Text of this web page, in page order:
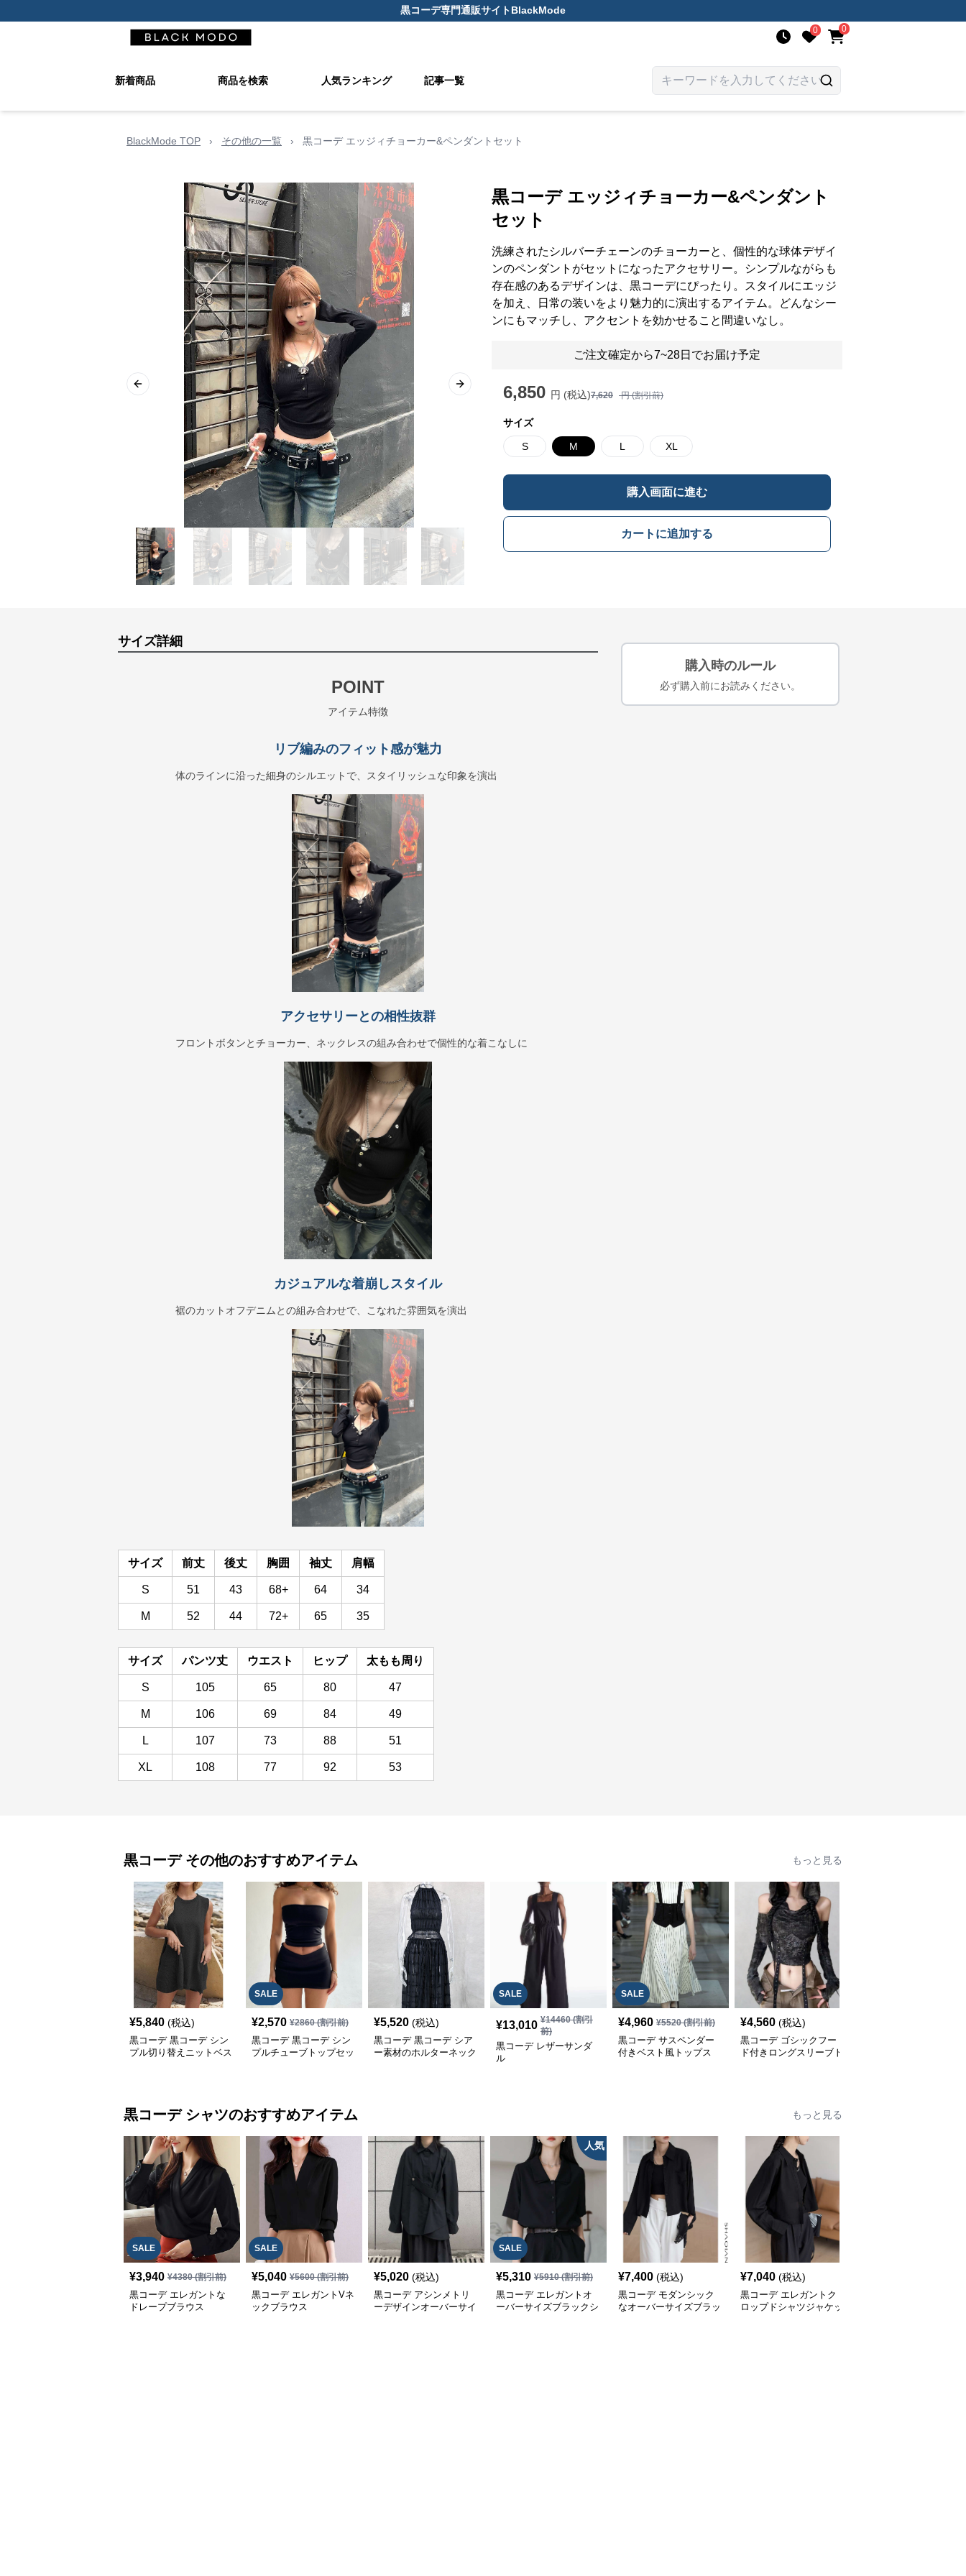
黒コーデ専門通販サイトBlackMode
0 0
新着商品 商品を検索 人気ランキング 記事一覧
BlackMode TOP › その他の一覧 › 黒コーデ エッジィチョーカー&ペンダントセット
Previous slide Next slide
黒コーデ エッジィチョーカー&ペンダント
セット
洗練されたシルバーチェーンのチョーカーと、個性的な球体デザイ
ンのペンダントがセットになったアクセサリー。シンプルながらも
存在感のあるデザインは、黒コーデにぴったり。スタイルにエッジ
を加え、日常の装いをより魅力的に演出するアイテム。どんなシー
ンにもマッチし、アクセントを効かせること間違いなし。
ご注文確定から7~28日でお届け予定
6,850 円 (税込)7,620 円 (割引前)
サイズ
S M L XL
購入画面に進む
カートに追加する
サイズ詳細
POINT
アイテム特徴
リブ編みのフィット感が魅力
体のラインに沿った細身のシルエットで、スタイリッシュな印象を演出
アクセサリーとの相性抜群
フロントボタンとチョーカー、ネックレスの組み合わせで個性的な着こなしに
カジュアルな着崩しスタイル
裾のカットオフデニムとの組み合わせで、こなれた雰囲気を演出
サイズ 前丈 後丈 胸囲 袖丈 肩幅
S 51 43 68+ 64 34
M 52 44 72+ 65 35
サイズ パンツ丈 ウエスト ヒップ 太もも周り
S 105 65 80 47
M 106 69 84 49
L 107 73 88 51
XL 108 77 92 53
購入時のルール
必ず購入前にお読みください。
黒コーデ その他のおすすめアイテム もっと見る
¥5,840 (税込)
黒コーデ 黒コーデ シン
プル切り替えニットベス
SALE
¥2,570 ¥2860(割引前)
黒コーデ 黒コーデ シン
プルチューブトップセッ
¥5,520 (税込)
黒コーデ 黒コーデ シア
ー素材のホルターネック
SALE
¥13,010 ¥14460(割引
前)
黒コーデ レザーサンダ
ル
SALE
¥4,960 ¥5520(割引前)
黒コーデ サスペンダー
付きベスト風トップス
¥4,560 (税込)
黒コーデ ゴシックフー
ド付きロングスリーブト
黒コーデ シャツのおすすめアイテム もっと見る
SALE
¥3,940 ¥4380(割引前)
黒コーデ エレガントな
ドレープブラウス
SALE
¥5,040 ¥5600(割引前)
黒コーデ エレガントVネ
ックブラウス
¥5,020 (税込)
黒コーデ アシンメトリ
ーデザインオーバーサイ
SALE
人気
¥5,310 ¥5910(割引前)
黒コーデ エレガントオ
ーバーサイズブラックシ
¥7,400 (税込)
黒コーデ モダンシック
なオーバーサイズブラッ
¥7,040 (税込)
黒コーデ エレガントク
ロップドシャツジャケッ